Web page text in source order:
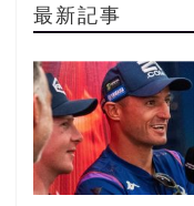
最新記事